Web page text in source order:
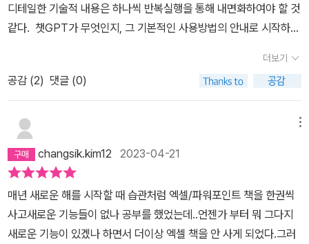
디테일한 기술적 내용은 하나씩 반복실행을 통해 내면화하여야 할 것
같다. 챗GPT가 무엇인지, 그 기본적인 사용방법의 안내로 시작하는
데 활용하고 싶다.물론, 현업에서 많이 사용하는 엑셀을 기초로 그 효
능감을 느끼면서 말이다.
더보기
공감 (2) 댓글 (0)
changsik.kim12 2023-04-21
매년 새로운 해를 시작할 때 습관처럼 엑셀/파워포인트 책을 한권씩
사고새로운 기능들이 없나 공부를 했었는데..언젠가 부터 뭐 그다지
새로운 기능이 있겠나 하면서 더이상 엑셀 책을 안 사게 되었다.그러